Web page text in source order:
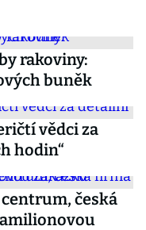
rakoviny:
buněk
vědci za
hodin“
česká